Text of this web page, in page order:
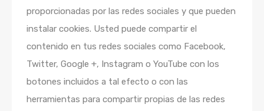
proporcionadas por las redes sociales y que pueden
instalar cookies. Usted puede compartir el
contenido en tus redes sociales como Facebook,
Twitter, Google +, Instagram o YouTube con los
botones incluidos a tal efecto o con las
herramientas para compartir propias de las redes